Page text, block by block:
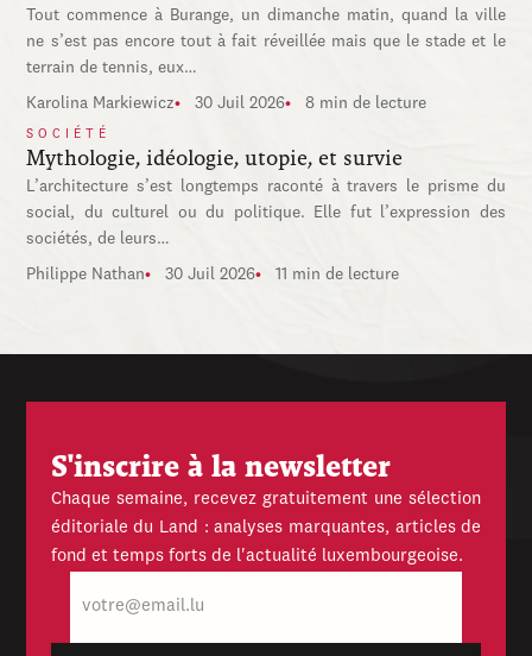
Tout commence à Burange, un dimanche matin, quand la ville
ne s’est pas encore tout à fait réveillée mais que le stade et le
terrain de tennis, eux…
Karolina Markiewicz 30 Juil 2026 8 min de lecture
SOCIÉTÉ
Mythologie, idéologie, utopie, et survie
L’architecture s’est longtemps raconté à travers le prisme du
social, du culturel ou du politique. Elle fut l’expression des
sociétés, de leurs…
Philippe Nathan 30 Juil 2026 11 min de lecture
S'inscrire à la newsletter
Chaque semaine, recevez gratuitement une sélection
éditoriale du Land : analyses marquantes, articles de
fond et temps forts de l'actualité luxembourgeoise.
mail